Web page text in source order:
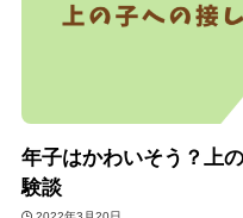
年子はかわいそう？上
験談